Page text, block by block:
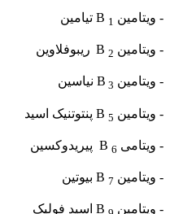
- ویتامین B 1 تیامین
- ویتامین B 2 ریبوفلاوین
- ویتامین B 3 نیاسین
- ویتامین B 5 پنتوتنیک اسید
- ویتامی B 6 پیریدوکسین
- ویتامین B 7 بیوتین
- ویتامین B اسید فولیک